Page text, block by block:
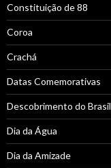
Constituição de 88
Coroa
Crachá
Datas Comemorativas
Descobrimento do Brasil
Dia da Água
Dia da Amizade